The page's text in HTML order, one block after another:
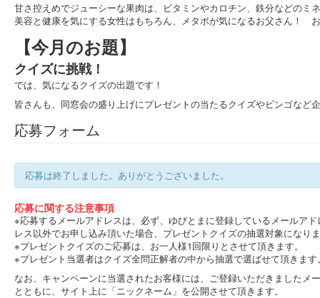
甘さ控えめでジューシーな果肉は、ビタミンやカロチン、鉄分などのミ
美容と健康を気にする女性はもちろん、メタボが気になるお父さん！
【今月のお題】
クイズに挑戦！
では、気になるクイズの出題です！
皆さんも、同窓会の盛り上げにプレゼントの当たるクイズやビンゴなど
応募フォーム
応募は終了しました。ありがとうございました。
応募に関する注意事項
※応募するメールアドレスは、必ず、ゆびとまに登録しているメールア
レス以外でお申し込み頂いた場合、プレゼントクイズの抽選対象になり
※プレゼントクイズのご応募は、お一人様1回限りとさせて頂きます。
※プレゼント当選者はクイズ全問正解者の中から抽選で選ばせて頂きます
なお、キャンペーンに当選されたお客様には、ご登録いただきました
とともに、サイト上に「ニックネーム」を公開させて頂きます。